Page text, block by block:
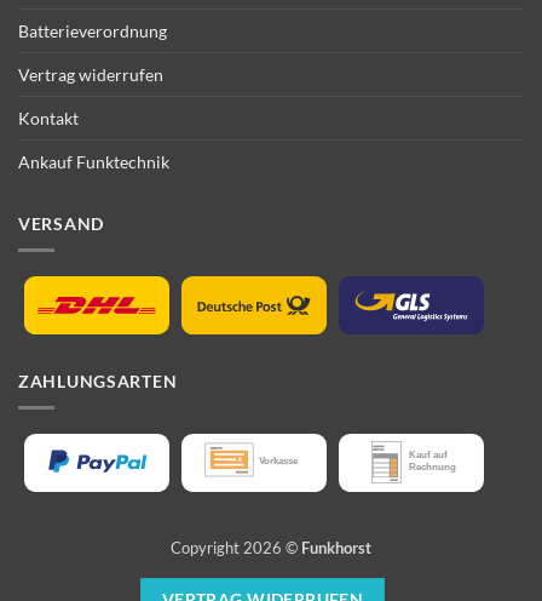
Batterieverordnung
Vertrag widerrufen
Kontakt
Ankauf Funktechnik
VERSAND
ZAHLUNGSARTEN
Copyright 2026 © Funkhorst